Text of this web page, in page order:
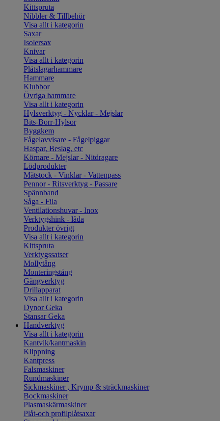
Kittspruta
Nibbler & Tillbehör
Visa allt i kategorin
Saxar
Isolersax
Knivar
Visa allt i kategorin
Plåtslagarhammare
Hammare
Klubbor
Övriga hammare
Visa allt i kategorin
Hylsverktyg - Nycklar - Mejslar
Bits-Borr-Hylsor
Byggkem
Fågelavvisare - Fågelpiggar
Haspar, Beslag, etc
Körnare - Mejslar - Nitdragare
Lödprodukter
Mätstock - Vinklar - Vattenpass
Pennor - Ritsverktyg - Passare
Spännband
Såga - Fila
Ventilationshuvar - Inox
Verktygshink - låda
Produkter övrigt
Visa allt i kategorin
Kittspruta
Verktygssatser
Mollytång
Monteringstång
Gängverktyg
Drillapparat
Visa allt i kategorin
Dynor Geka
Stansar Geka
Handverktyg
Visa allt i kategorin
Kantvik/kantmaskin
Klippning
Kantpress
Falsmaskiner
Rundmaskiner
Sickmaskiner , Krymp & sträckmaskiner
Bockmaskiner
Plasmaskärmaskiner
Plåt-och profilplåtsaxar